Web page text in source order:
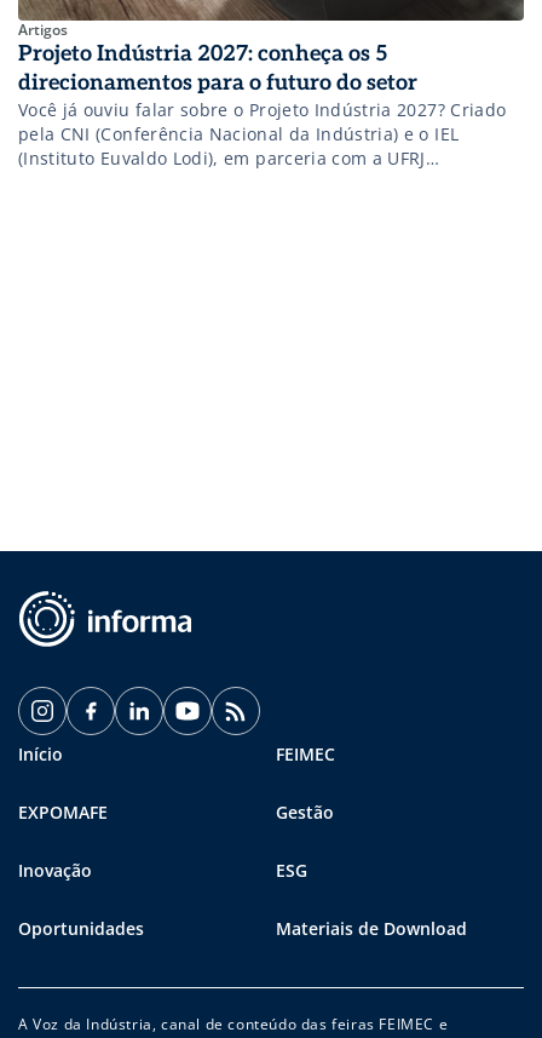
Artigos
Projeto Indústria 2027: conheça os 5
direcionamentos para o futuro do setor
Você já ouviu falar sobre o Projeto Indústria 2027? Criado
pela CNI (Conferência Nacional da Indústria) e o IEL
(Instituto Euvaldo Lodi), em parceria com a UFRJ
Início FEIMEC
EXPOMAFE Gestão
Inovação ESG
Oportunidades Materiais de Download
A Voz da Indústria, canal de conteúdo das feiras FEIMEC e